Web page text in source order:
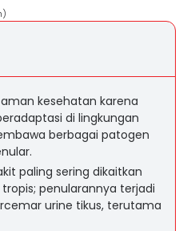
kesehatan karena
di lingkungan
berbagai patogen
paling sering dikaitkan
penularannya terjadi
urine tikus, terutama